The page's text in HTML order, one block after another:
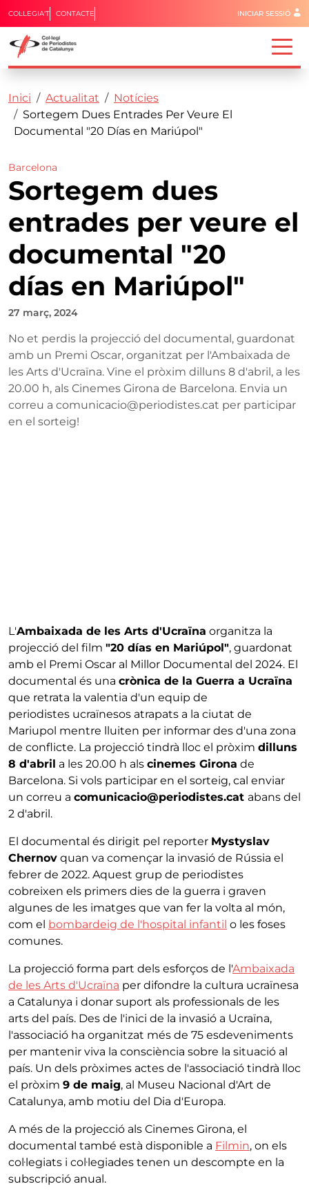
Vés al contingut
Capçalera
COL·LEGIA'T CONTACTE Menú del
INICIAR SESSIÓ
Fil d'ariadna
Inici Actualitat
Notícies
Sortegem Dues Entrades Per Veure El
Documental "20 Días en Mariúpol"
Barcelona
Sortegem dues
entrades per veure el
documental "20
días en Mariúpol"
27 març, 2024
No et perdis la projecció del documental, guardonat
amb un Premi Oscar, organitzat per l'Ambaixada de
les Arts d'Ucraïna. Vine el pròxim dilluns 8 d'abril, a les
20.00 h, als Cinemes Girona de Barcelona. Envia un
correu a comunicacio@periodistes.cat per participar
en el sorteig!
L'Ambaixada de les Arts d'Ucraïna organitza la
projecció del film "20 días en Mariúpol", guardonat
amb el Premi Oscar al Millor Documental del 2024. El
documental és una crònica de la Guerra a Ucraïna
que retrata la valentia d'un equip de
periodistes ucraïnesos atrapats a la ciutat de
Mariupol mentre lluiten per informar des d'una zona
de conflicte. La projecció tindrà lloc el pròxim dilluns
8 d'abril a les 20.00 h als cinemes Girona de
Barcelona. Si vols participar en el sorteig, cal enviar
un correu a comunicacio@periodistes.cat abans del
2 d'abril.
El documental és dirigit pel reporter Mystyslav
Chernov quan va començar la invasió de Rússia el
febrer de 2022. Aquest grup de periodistes
cobreixen els primers dies de la guerra i graven
algunes de les imatges que van fer la volta al món,
com el bombardeig de l'hospital infantil o les foses
comunes.
La projecció forma part dels esforços de l'Ambaixada
de les Arts d'Ucraïna per difondre la cultura ucraïnesa
a Catalunya i donar suport als professionals de les
arts del país. Des de l'inici de la invasió a Ucraïna,
l'associació ha organitzat més de 75 esdeveniments
per mantenir viva la consciència sobre la situació al
país. Un dels pròximes actes de l'associació tindrà lloc
el pròxim 9 de maig, al Museu Nacional d'Art de
Catalunya, amb motiu del Dia d'Europa.
A més de la projecció als Cinemes Girona, el
documental també està disponible a Filmin, on els
col·legiats i col·legiades tenen un descompte en la
subscripció anual.